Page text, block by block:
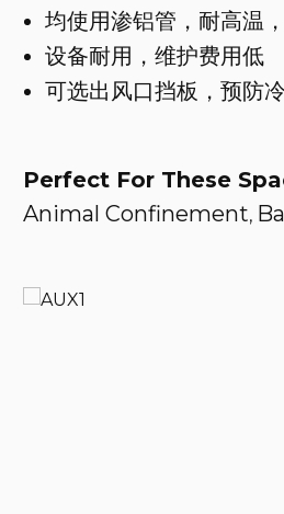
均使用渗铝管，耐高温
设备耐用，维护费用低
可选出风口挡板，预防
Perfect For These
Animal Confinement,